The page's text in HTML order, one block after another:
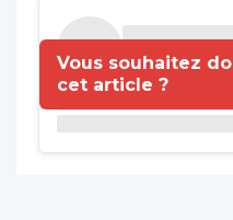
Vous souhaitez
cet article ?